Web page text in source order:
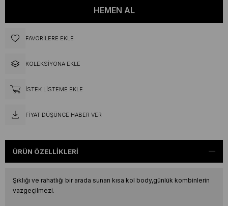
FAVORILERE EKLE
KOLEKSIYONA EKLE
İSTEK LISTEME EKLE
FIYAT DÜŞÜNCE HABER VER
ÜRÜN ÖZELLIKLERI
Şıklığı ve rahatlığı bir arada sunan kısa kol body,günlük kombinlerin
vazgeçilmezi.